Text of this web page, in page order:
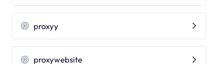
proxyy
proxywebsite